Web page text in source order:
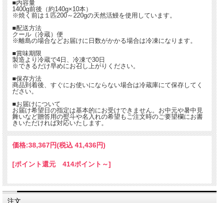
浜松にある創業80年を超える老舗の鰻屋が作る天然うな
浜名湖では100年以上続くうなぎ漁ですが、今ではうな
ているため、天然物の浜名湖産うなぎは大変貴重なもの
口にできなくなっており、漁獲された天然うなぎの多くは
当店ではその貴重な浜名湖産天然うなぎを贅沢にも長白
大きさはこだわりのうなぎ屋が１番好んで使う標準的な
を使用しています。
美味しいうなぎは白焼きで食べるのが一番とはよく言わ
る品質のよいうなぎを提供しているので、冷凍もせず真空
蔵の白焼きでお届けしています。
そのため、お届けしてからあまり日持ちがしませんが、
と考えています。
付属のたれを付けて蒲焼きにするのも良し、網の上で軽
んな食べ方をしても美味しくお召し上がりいただけます。
■内容量
1400g前後（約140g×10本）
※焼く前は１匹200～220gの天然活鰻を使用しています。
■配送方法
クール（冷蔵）便
※離島の場合などお届けに日数がかかる場合は冷凍になります。
■賞味期限
製造より冷蔵で4日、冷凍で30日
※できるだけ早めにお召し上がりください。
■保存方法
商品到着後、すぐにお使いにならない場合は冷蔵庫にて保存してく
ださい。
■お届けについて
お届け希望日の指定は基本的にお受けできません。お中元や暑中見
舞いなど贈答用の熨斗や名入れの希望もご注文時のご要望欄にお書
きいただければ対応いたします。
価格:38,367円(税込 41,436円)
[ポイント還元 414ポイント～]
注文